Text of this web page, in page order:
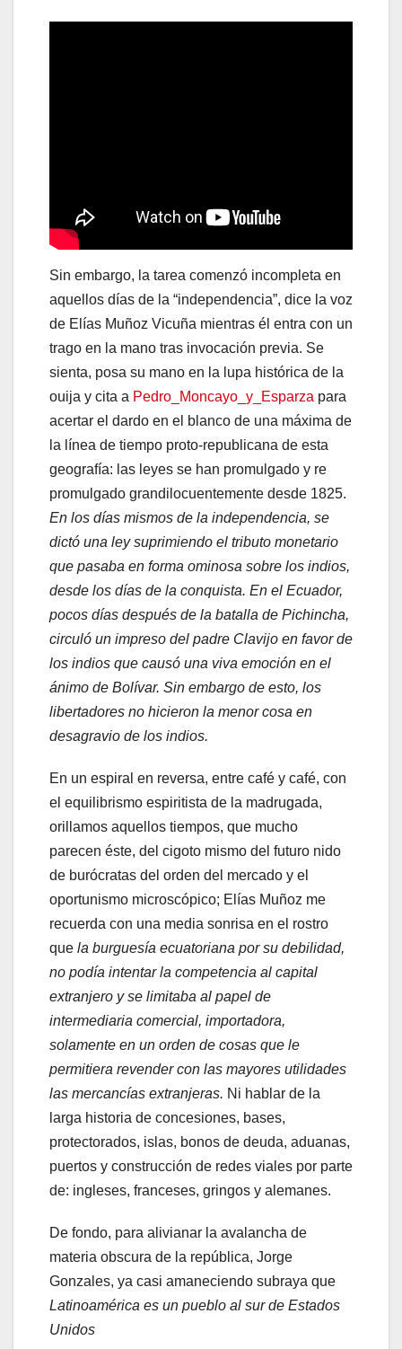
Sin embargo, la tarea comenzó incompleta en
aquellos días de la “independencia”, dice la voz
de Elías Muñoz Vicuña mientras él entra con un
trago en la mano tras invocación previa. Se
sienta, posa su mano en la lupa histórica de la
ouija y cita a Pedro_Moncayo_y_Esparza para
acertar el dardo en el blanco de una máxima de
la línea de tiempo proto-republicana de esta
geografía: las leyes se han promulgado y re
promulgado grandilocuentemente desde 1825.
En los días mismos de la independencia, se
dictó una ley suprimiendo el tributo monetario
que pasaba en forma ominosa sobre los indios,
desde los días de la conquista. En el Ecuador,
pocos días después de la batalla de Pichincha,
circuló un impreso del padre Clavijo en favor de
los indios que causó una viva emoción en el
ánimo de Bolívar. Sin embargo de esto, los
libertadores no hicieron la menor cosa en
desagravio de los indios.
En un espiral en reversa, entre café y café, con
el equilibrismo espiritista de la madrugada,
orillamos aquellos tiempos, que mucho
parecen éste, del cigoto mismo del futuro nido
de burócratas del orden del mercado y el
oportunismo microscópico; Elías Muñoz me
recuerda con una media sonrisa en el rostro
que la burguesía ecuatoriana por su debilidad,
no podía intentar la competencia al capital
extranjero y se limitaba al papel de
intermediaria comercial, importadora,
solamente en un orden de cosas que le
permitiera revender con las mayores utilidades
las mercancías extranjeras. Ni hablar de la
larga historia de concesiones, bases,
protectorados, islas, bonos de deuda, aduanas,
puertos y construcción de redes viales por parte
de: ingleses, franceses, gringos y alemanes.
De fondo, para alivianar la avalancha de
materia obscura de la república, Jorge
Gonzales, ya casi amaneciendo subraya que
Latinoamérica es un pueblo al sur de Estados
Unidos